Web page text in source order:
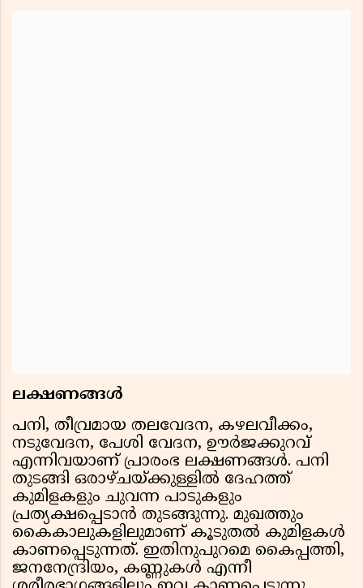
ലക്ഷണങ്ങള്‍
പനി, തീവ്രമായ തലവേദന, കഴലവീക്കം,
നടുവേദന, പേശി വേദന, ഊര്‍ജക്കുറവ്
എന്നിവയാണ് പ്രാരംഭ ലക്ഷണങ്ങള്‍. പനി
തുടങ്ങി ഒരാഴ്ചയ്ക്കുള്ളില്‍ ദേഹത്ത്
കുമിളകളും ചുവന്ന പാടുകളും
പ്രത്യക്ഷപ്പെടാന്‍ തുടങ്ങുന്നു. മുഖത്തും
കൈകാലുകളിലുമാണ് കൂടുതല്‍ കുമിളകള്‍
കാണപ്പെടുന്നത്. ഇതിനുപുറമെ കൈപ്പത്തി,
ജനനേന്ദ്രിയം, കണ്ണുകള്‍ എന്നീ